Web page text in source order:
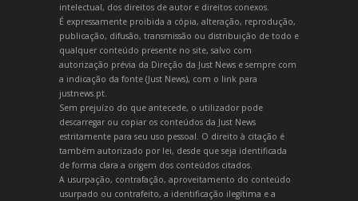
intelectual, dos direitos de autor e direitos conexos.
É expressamente proibida a cópia, alteração, reprodução,
publicação, difusão, transmissão ou distribuição de todo e
qualquer conteúdo presente no site, salvo com
autorização prévia da Direção da Just News e sempre com
a indicação da fonte (Just News), com o link para
justnews.pt.
Sem prejuízo do que antecede, o utilizador pode
descarregar ou copiar os conteúdos da Just News
estritamente para seu uso pessoal. O direito à citação é
também autorizado por lei, desde que seja identificada
de forma clara a origem dos conteúdos citados.
A usurpação, contrafação, aproveitamento do conteúdo
usurpado ou contrafeito, a identificação ilegítima e a